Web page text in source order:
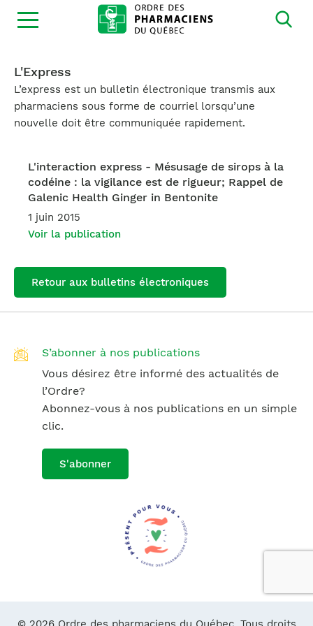
Ouvrir
la
L'Express
L’express est un bulletin électronique transmis aux
pharmaciens sous forme de courriel lorsqu’une
nouvelle doit être communiquée rapidement.
L'interaction express - Mésusage de sirops à la
codéine : la vigilance est de rigueur; Rappel de
Galenic Health Ginger in Bentonite
1 juin 2015
Voir la publication
Retour aux bulletins électroniques
S’abonner à nos publications
Vous désirez être informé des actualités de
l’Ordre?
Abonnez-vous à nos publications en un simple
clic.
S'abonner